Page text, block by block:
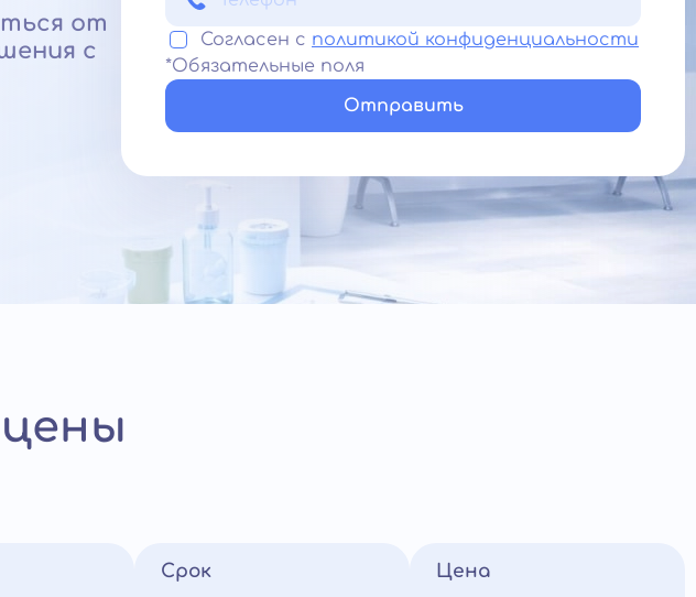
от
с
Согласен с политикой конфиденциальности
*Обязательные поля
Отправить
Срок Цена